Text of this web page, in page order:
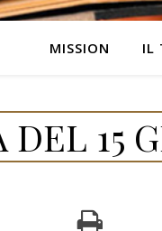
MISSION IL
DEL 15